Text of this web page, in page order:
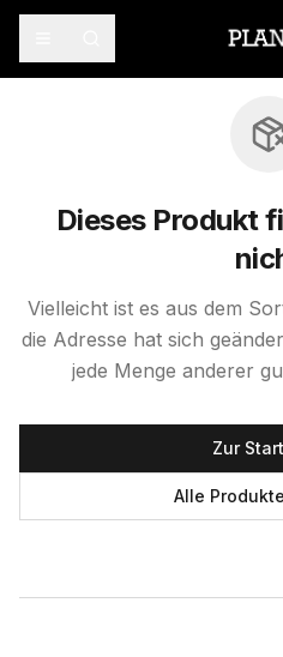
Dieses Produkt
Vielleicht ist es aus dem
die Adresse hat sich
jede Menge anderer
Zur
Alle